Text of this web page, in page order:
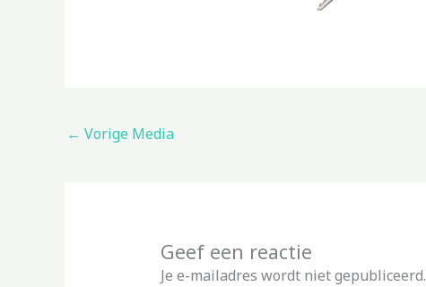
← Vorige Media
Geef een reactie
Je e-mailadres wordt niet gepubliceerd.